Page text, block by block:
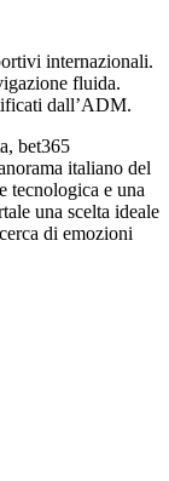
internazionali.
fluida.
dall’ADM.
bet365
italiano del
tecnologica e una
una scelta ideale
di emozioni